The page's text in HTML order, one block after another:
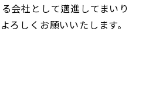
会社として邁進してまいり
ろしくお願いいたします。